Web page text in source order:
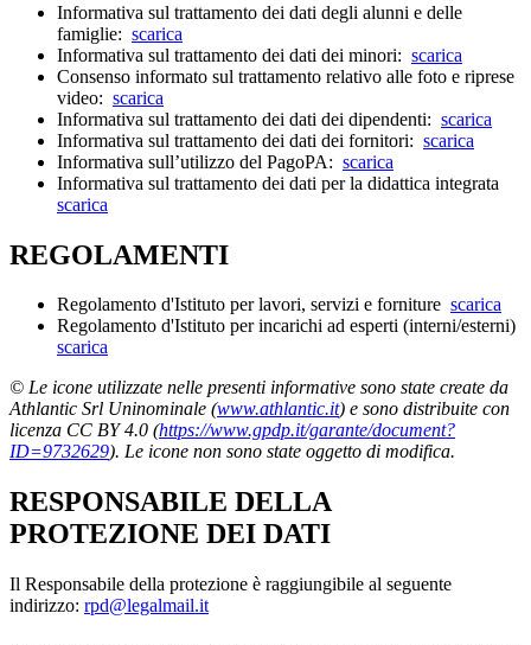
Informativa sul trattamento dei dati degli alunni e delle
famiglie: scarica
Informativa sul trattamento dei dati dei minori: scarica
Consenso informato sul trattamento relativo alle foto e riprese
video: scarica
Informativa sul trattamento dei dati dei dipendenti: scarica
Informativa sul trattamento dei dati dei fornitori: scarica
Informativa sull’utilizzo del PagoPA: scarica
Informativa sul trattamento dei dati per la didattica integrata
scarica
REGOLAMENTI
Regolamento d'Istituto per lavori, servizi e forniture scarica
Regolamento d'Istituto per incarichi ad esperti (interni/esterni)
scarica
© Le icone utilizzate nelle presenti informative sono state create da
Athlantic Srl Uninominale (www.athlantic.it) e sono distribuite con
licenza CC BY 4.0 (https://www.gpdp.it/garante/document?
ID=9732629). Le icone non sono state oggetto di modifica.
RESPONSABILE DELLA
PROTEZIONE DEI DATI
Il Responsabile della protezione è raggiungibile al seguente
indirizzo: rpd@legalmail.it